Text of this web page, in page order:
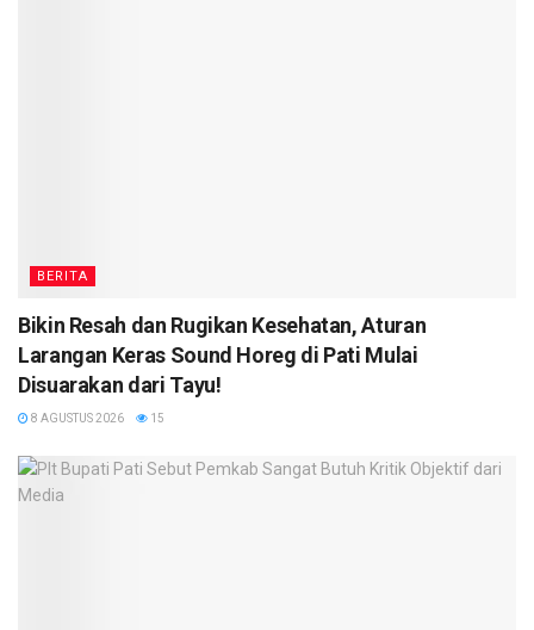
BERITA
Bikin Resah dan Rugikan Kesehatan, Aturan
Larangan Keras Sound Horeg di Pati Mulai
Disuarakan dari Tayu!
8 AGUSTUS 2026 15